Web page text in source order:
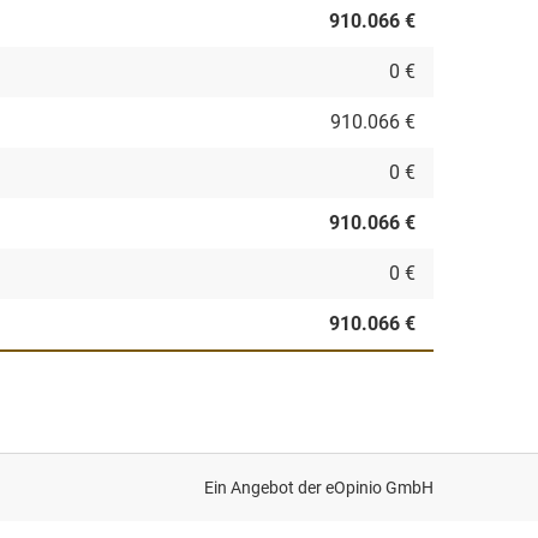
910.066 €
0 €
910.066 €
0 €
910.066 €
0 €
910.066 €
Ein Angebot dereOpinio GmbH